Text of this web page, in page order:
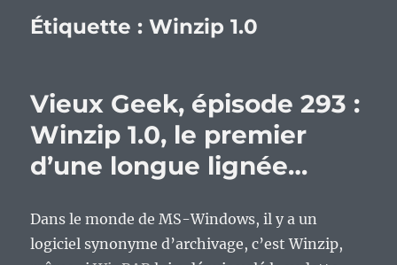
Étiquette :Winzip 1.0
Vieux Geek, épisode 293 :
Winzip 1.0, le premier
d’une longue lignée…
Dans le monde de MS-Windows, il y a un
logiciel synonyme d’archivage, c’est Winzip,